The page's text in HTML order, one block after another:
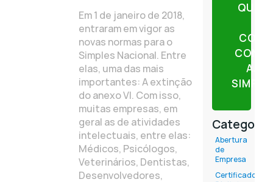
Em 1 de janeiro de 2018,
entraram em vigor as
novas normas para o
Simples Nacional. Entre
elas, uma das mais
importantes: A extinção
do anexo VI. Com isso,
muitas empresas, em
geral as de atividades
intelectuais, entre elas:
Médicos, Psicólogos,
Veterinários, Dentistas,
Desenvolvedores,
QUER
Abertura
de
Empresa
Certificado